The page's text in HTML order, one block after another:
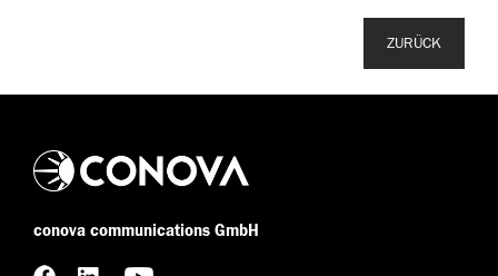
ZURÜCK
conova communications GmbH